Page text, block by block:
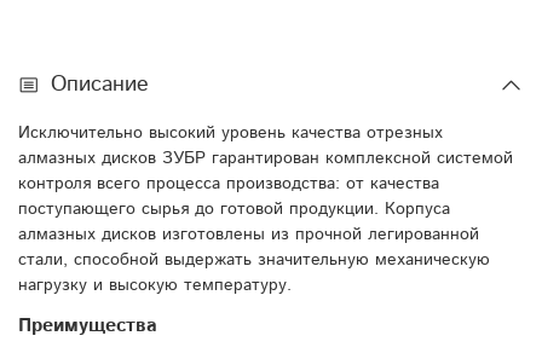
Описание
Исключительно высокий уровень качества отрезных
алмазных дисков ЗУБР гарантирован комплексной системой
контроля всего процесса производства: от качества
поступающего сырья до готовой продукции. Корпуса
алмазных дисков изготовлены из прочной легированной
стали, способной выдержать значительную механическую
нагрузку и высокую температуру.
Преимущества